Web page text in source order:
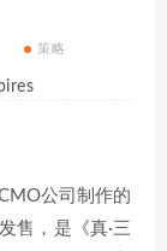
策略
公司制作的
售，是《真·三